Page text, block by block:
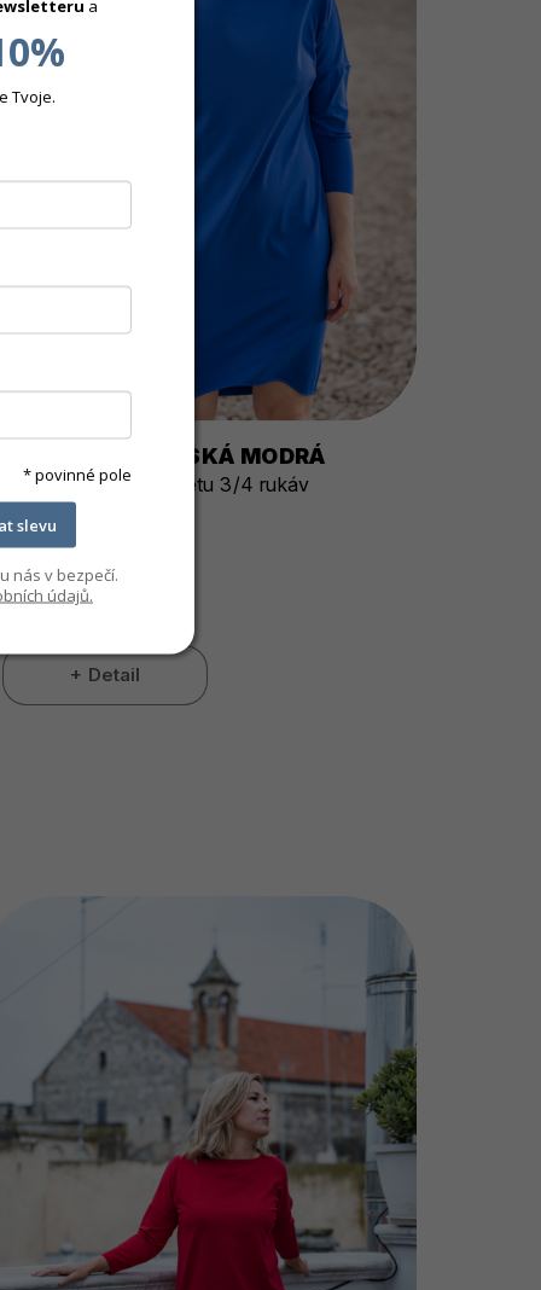
MUSE - KRÁLOVSKÁ MODRÁ
Šaty z pružného úpletu 3/4 rukáv
1 590 Kč
Skladem
Detail
a
Tvoje.
* povinné pole
slevu
nás v bezpečí.
údajů.